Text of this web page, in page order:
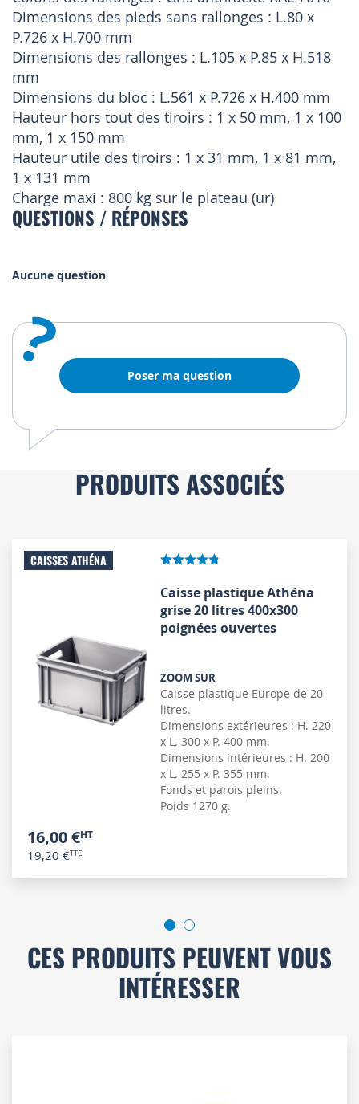
Dimensions des pieds sans rallonges : L.80 x
P.726 x H.700 mm
Dimensions des rallonges : L.105 x P.85 x H.518
mm
Dimensions du bloc : L.561 x P.726 x H.400 mm
Hauteur hors tout des tiroirs : 1 x 50 mm, 1 x 100
mm, 1 x 150 mm
Hauteur utile des tiroirs : 1 x 31 mm, 1 x 81 mm,
1 x 131 mm
Charge maxi : 800 kg sur le plateau (ur)
QUESTIONS / RÉPONSES
Aucune question
? Poser ma question
PRODUITS ASSOCIÉS
CAISSES ATHÉNA
Caisse plastique Athéna
grise 20 litres 400x300
poignées ouvertes
ZOOM SUR
Caisse plastique Europe de 20
litres.
Dimensions extérieures : H. 220
x L. 300 x P. 400 mm.
Dimensions intérieures : H. 200
x L. 255 x P. 355 mm.
Fonds et parois pleins.
Poids 1270 g.
16,00 €
19,20 €
CES PRODUITS PEUVENT VOUS
INTÉRESSER